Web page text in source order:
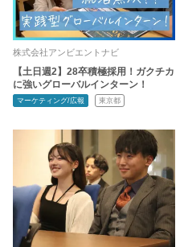
株式会社アンビエントナビ
【土日週2】28卒積極採用！ガクチカ
に強いグローバルインターン！
マーケティング/広報 東京都